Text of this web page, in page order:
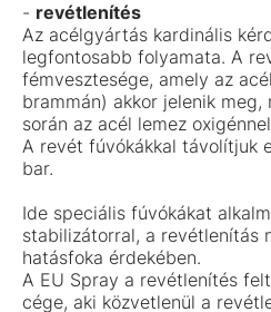
- revétlenítés
Az acélgyártás kardinális
legfontosabb folyamata. A
fémvesztesége, amely az
brammán) akkor jelenik
során az acél lemez
A revét fúvókákkal távolítjuk
bar.
Ide speciális fúvókákat
stabilizátorral, a revétlenítás
hatásfoka érdekében.
A EU Spray a revétlenítés
cége, aki közvetlenül a